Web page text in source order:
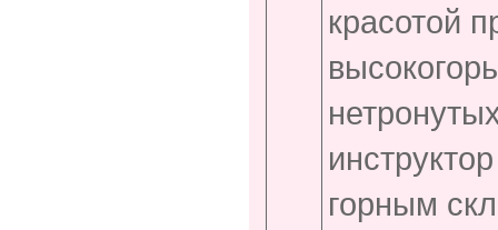
красотой
горным